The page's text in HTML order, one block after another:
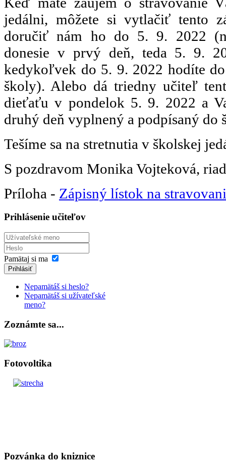
jedálni, môžete si vytlačiť tento
doručiť nám ho do 5. 9. 2022
donesie v prvý deň, teda 5. 9.
kedykoľvek do 5. 9. 2022 hodíte
školy). Alebo dá triedny učiteľ
dieťaťu v pondelok 5. 9. 2022 a
druhý deň vyplnený a podpísaný do
Tešíme sa na stretnutia v školskej
S pozdravom Monika Vojteková,
Príloha - Zápisný lístok na
Prihlásenie učiteľov
Pamätaj si ma
Prihlásiť
Nepamätáš si heslo?
Nepamätáš si užívateľské
meno?
Zoznámte sa...
Fotovoltika
Pozvánka do kniznice